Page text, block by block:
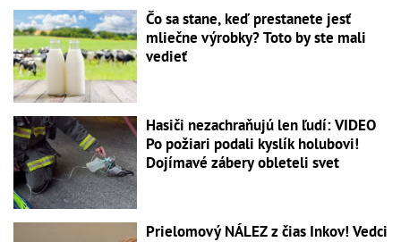
Čo sa stane, keď prestanete jesť
mliečne výrobky? Toto by ste mali
vedieť
Hasiči nezachraňujú len ľudí: VIDEO
Po požiari podali kyslík holubovi!
Dojímavé zábery obleteli svet
Prielomový NÁLEZ z čias Inkov! Vedci